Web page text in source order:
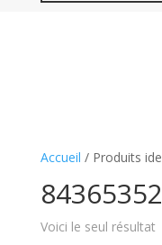
Accueil / Produits
Voici le seul résultat